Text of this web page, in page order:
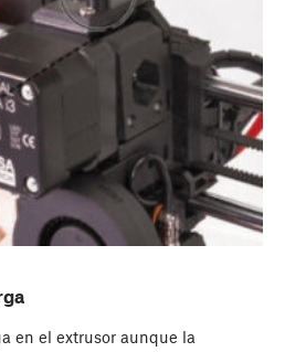
en el extrusor aunque la